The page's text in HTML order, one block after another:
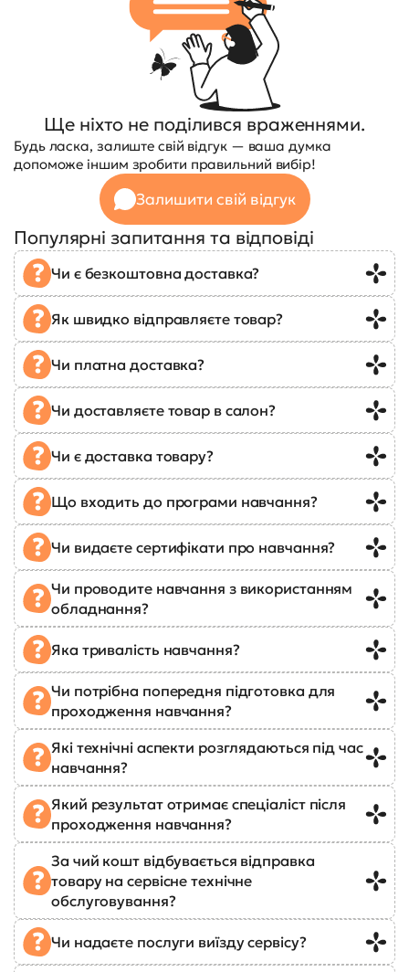
Ще ніхто не поділився враженнями.
Будь ласка, залиште свій відгук — ваша думка
допоможе іншим зробити правильний вибір!
Залишити свій відгук
Популярні запитання та відповіді
Чи є безкоштовна доставка?
Як швидко відправляєте товар?
Чи платна доставка?
Чи доставляєте товар в салон?
Чи є доставка товару?
Що входить до програми навчання?
Чи видаєте сертифікати про навчання?
Чи проводите навчання з використанням
обладнання?
Яка тривалість навчання?
Чи потрібна попередня підготовка для
проходження навчання?
Які технічні аспекти розглядаються під час
навчання?
Який результат отримає спеціаліст після
проходження навчання?
За чий кошт відбувається відправка
товару на сервісне технічне
обслуговування?
Чи надаєте послуги виїзду сервісу?